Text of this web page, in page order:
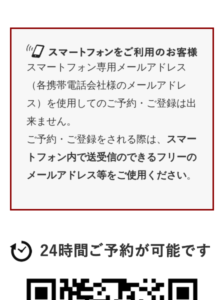
スマートフォン専用メールアドレス
（各携帯電話会社様のメールアドレ
ス）を使用してのご予約・ご登録は出
来ません。
ご予約・ご登録をされる際は、 スマー
トフォン内で送受信のできるフリーの
メールアドレス等をご使用ください。